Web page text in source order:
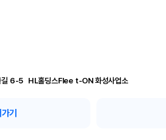
경기 화성시 서신면 재안골길 6-5	 HL홀딩스Flee t-ON 화성사업소
기